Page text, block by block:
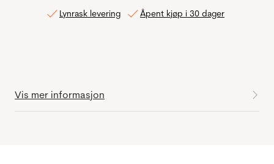
Lynrask levering Åpent kjøp i 30 dager
Vis mer informasjon